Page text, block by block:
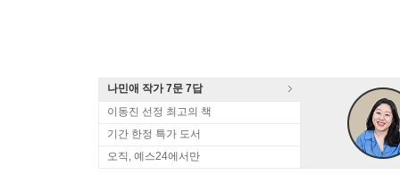
나민애 작가 7문 7답
이동진 선정 최고의 책
기간 한정 특가 도서
오직, 예스24에서만